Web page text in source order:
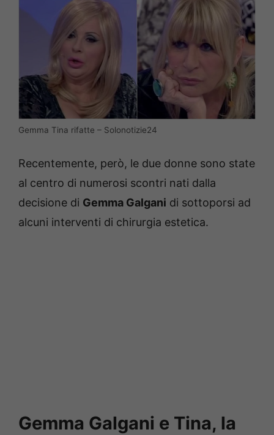
Gemma Tina rifatte – Solonotizie24
Recentemente, però, le due donne sono state
al centro di numerosi scontri nati dalla
decisione di Gemma Galgani di sottoporsi ad
alcuni interventi di chirurgia estetica.
Gemma Galgani e Tina, la